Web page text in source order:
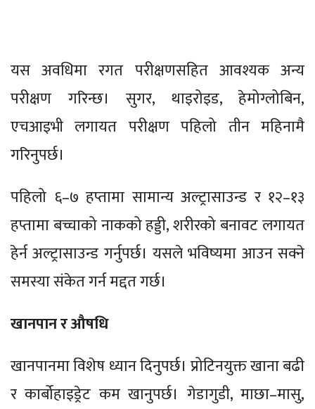
यस अवधिमा रगत परीक्षणसहित आवश्यक अन्य
परीक्षण गरिन्छ। सुगर, थाइरोइड, हेमोग्लोबिन,
एचआइभी लगायत परीक्षण पहिलो तीन महिनामै
गरिनुपर्छ।
पहिलो ६–७ हप्तामा सामान्य अल्ट्रासाउन्ड र १२–१३
हप्तामा बच्चाको नाकको हड्डी, शरीरको बनावट लगायत
हेर्न अल्ट्रासाउन्ड गर्नुपर्छ। यसले भविष्यमा आउन सक्ने
समस्या संकेत गर्न मद्दत गर्छ।
खानपान र औषधि
खानपानमा विशेष ध्यान दिनुपर्छ। प्रोटिनयुक्त खाना बढी
र कार्बोहाइड्रेट कम खानुपर्छ। गेडागुडी, माछा–मासु,